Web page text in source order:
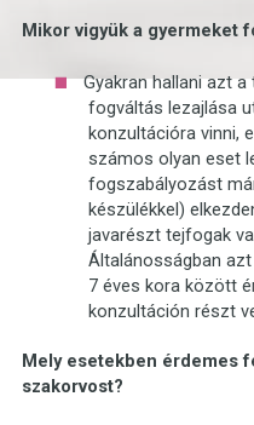
Mikor vigyük a gyermeket
Gyakran hallani azt
fogváltás lezajlása
konzultációra vinni,
számos olyan eset
fogszabályozást
készülékkel)
javarészt tejfogak
Általánosságban
7 éves kora között
konzultáción részt
Mely esetekben érdemes
szakorvost?